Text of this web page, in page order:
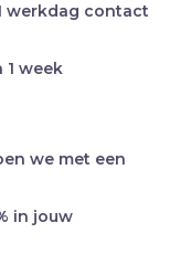
werkdag contact
1 week
we met een
in jouw